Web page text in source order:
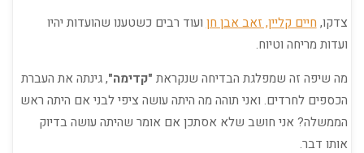
צדקו, חיים קליין, זאב אבן חן ועוד רבים כשטענו שהועדות יהיו
ועדות מריחה וטיוח.
מה שיפה זה שמפלגת הבדיחה שנקראת "קדימה", גינתה את העברת
הכספים לחרדים. ואני תוהה מה היתה עושה ציפי לבני אם היתה ראש
הממשלה? אני חושב שלא אסתכן אם אומר שהיתה עושה בדיוק
אותו דבר.